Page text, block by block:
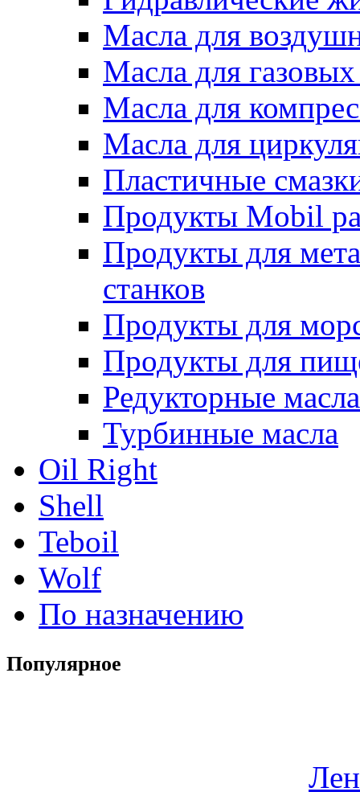
Масла для
Масла для газовых
Масла для
Масла для
Пластичные
Продукты Mobil
Продукты для
станков
Продукты для
Продукты для
Редукторные масла
Турбинные масла
Oil Right
Shell
Teboil
Wolf
По назначению
Популярное